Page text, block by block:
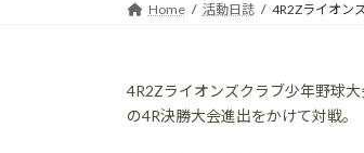
Home 活動日誌 4R2Zライオン
4R2Zライオンズクラブ少年野球
の4R決勝大会進出をかけて対戦。